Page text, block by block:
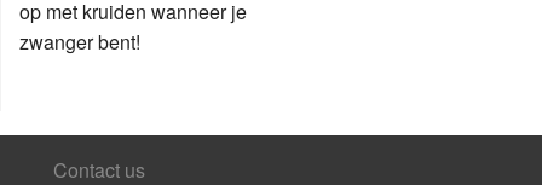
op met kruiden wanneer je
zwanger bent!
Contact us